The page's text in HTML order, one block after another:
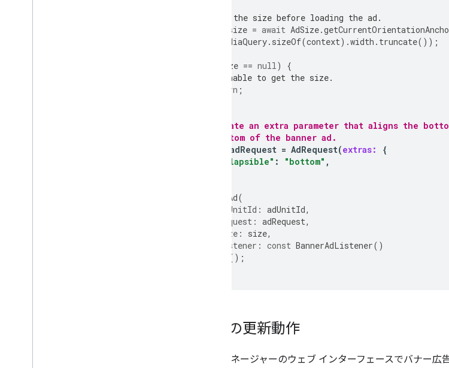
// Get the size before loading the ad.
size = await AdSize.
MediaQuery. sizeOf(context).width . truncate());
size == null )
{
// Unable to get the size.
return ;
// Create an extra parameter that aligns the
// bottom of the banner ad.
adRequest = AdRequest(extras:
{
"collapsible" : "bottom" ,
BannerAd(
adUnitId: adUnitId,
request: adRequest,
size:
size,
listener: const BannerAdListener()
();
広告の更新動作
アド マネージャーのウェブ インターフェースでバナー